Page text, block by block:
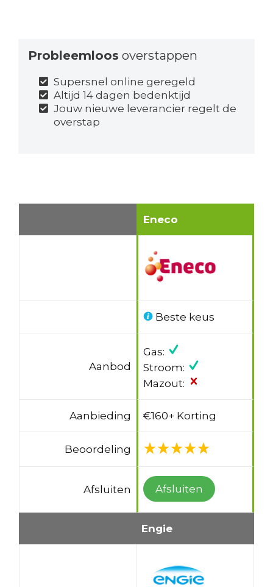
Probleemloos overstappen
Supersnel online geregeld
Altijd 14 dagen bedenktijd
Jouw nieuwe leverancier regelt de
overstap
Eneco
Beste keus
Aanbod
Gas:
Stroom:
Mazout:
Aanbieding €160+ Korting
Beoordeling
Afsluiten Afsluiten
Engie